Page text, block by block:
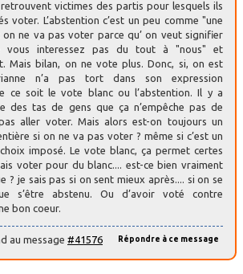
victimes des partis pour lesquels ils
voter. L’abstention c’est un peu comme "une
ne va pas voter parce qu’ on veut signifier
vous interessez pas du tout à "nous" et
Mais bilan, on ne vote plus. Donc, si, on est
n’a pas tort dans son expression
ce soit le vote blanc ou l’abstention. Il y a
des tas de gens que ça n’empêche pas de
aller voter. Mais alors est-on toujours un
si on ne va pas voter ? même si c’est un
imposé. Le vote blanc, ça permet certes
voter pour du blanc.... est-ce bien vraiment
? je sais pas si on sent mieux après.... si on se
s’être abstenu. Ou d’avoir voté contre
bon coeur.
Répondre à ce message
au message #41576